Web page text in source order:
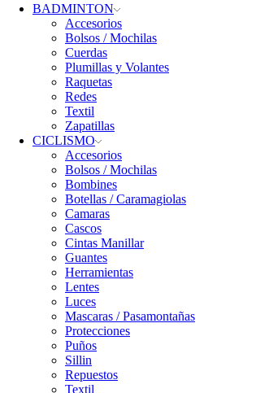
BADMINTON
Accesorios
Bolsos / Mochilas
Cuerdas
Plumillas y Volantes
Raquetas
Redes
Textil
Zapatillas
CICLISMO
Accesorios
Bolsos / Mochilas
Bombines
Botellas / Caramagiolas
Camaras
Cascos
Cintas Manillar
Guantes
Herramientas
Lentes
Luces
Mascaras / Pasamontañas
Protecciones
Puños
Sillin
Repuestos
Textil